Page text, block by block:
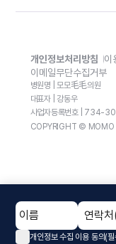
개인정보처리방침 이
이메일무단수집거부
병원명 | 모모毛毛의원
대표자 | 강동우
사업자등록번호 | 734-
COPYRIGHT © MOMO
개인정보 수집 이용 동의(